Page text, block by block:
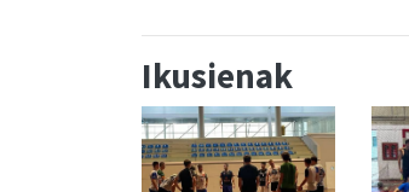
Ikusienak